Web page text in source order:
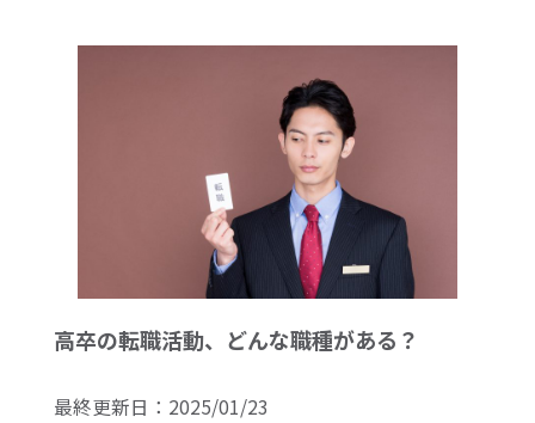
高卒の転職活動、どんな職種がある？
最終更新日： 2025/01/23